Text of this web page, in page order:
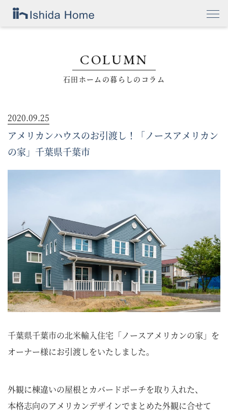
COLUMN
石田ホームの暮らしのコラム
2020.09.25
アメリカンハウスのお引渡し！「ノースアメリカン
の家」千葉県千葉市
千葉県千葉市の北米輸入住宅「ノースアメリカンの家」を
オーナー様にお引渡しをいたしました。
外観に棟違いの屋根とカバードポーチを取り入れた、
本格志向のアメリカンデザインでまとめた外観に合せて